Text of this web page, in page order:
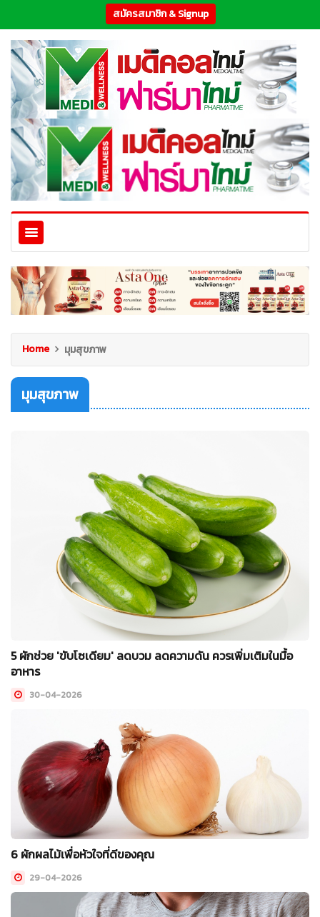
สมัครสมาชิก & Signup
Home มุมสุขภาพ
มุมสุขภาพ
5 ผักช่วย 'ขับโซเดียม' ลดบวม ลดความดัน ควรเพิ่มเติมในมื้อ
อาหาร
30-04-2026
6 ผักผลไม้เพื่อหัวใจที่ดีของคุณ
29-04-2026